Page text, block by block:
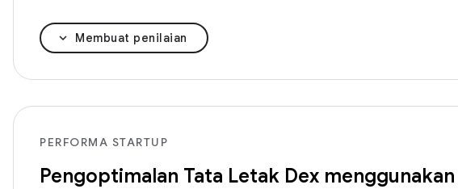
Membuat penilaian
PERFORMA STARTUP
Pengoptimalan Tata Letak Dex